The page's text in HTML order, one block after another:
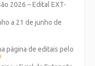
2026 – Edital EXT-
a 21 de junho de
página de editais pelo